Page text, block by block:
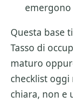
Questa base
Tasso di
maturo
checklist
chiara, non e